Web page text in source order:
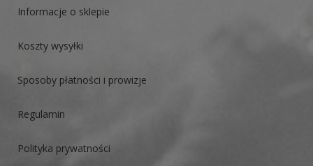
Informacje o sklepie
Koszty wysyłki
Sposoby płatności i prowizje
Regulamin
Polityka prywatności